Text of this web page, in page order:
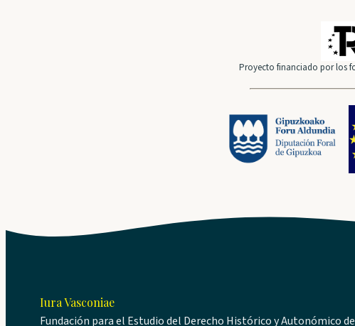
Proyecto financiado por los
Iura Vasconiae
Fundación para el Estudio del Derecho Histórico y Autonómico